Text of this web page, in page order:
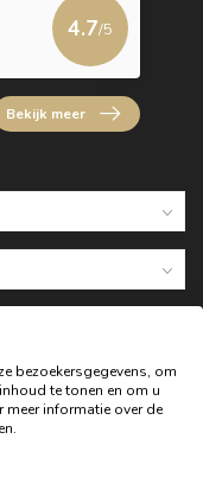
4.7/5
Bekijk meer
bezoekersgegevens, om
te tonen en om u
meer informatie over de